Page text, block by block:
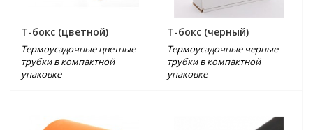
Т-бокс (цветной)
Термоусадочные цветные
трубки в компактной
упаковке
Т-бокс (черный)
Термоусадочные черные
трубки в компактной
упаковке